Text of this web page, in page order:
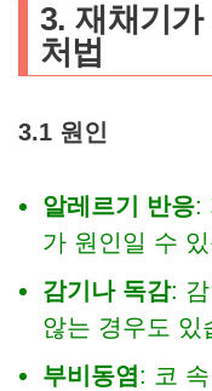
3. 재채기가
처법
3.1 원인
알레르기 반응:
가 원인일 수
감기나 독감:
않는 경우도 있
부비동염: 코